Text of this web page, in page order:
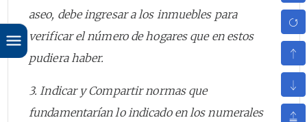
aseo, debe ingresar a los inmuebles para
verificar el número de hogares que en estos
pudiera haber.
3. Indicar y Compartir normas que
fundamentarían lo indicado en los numerales